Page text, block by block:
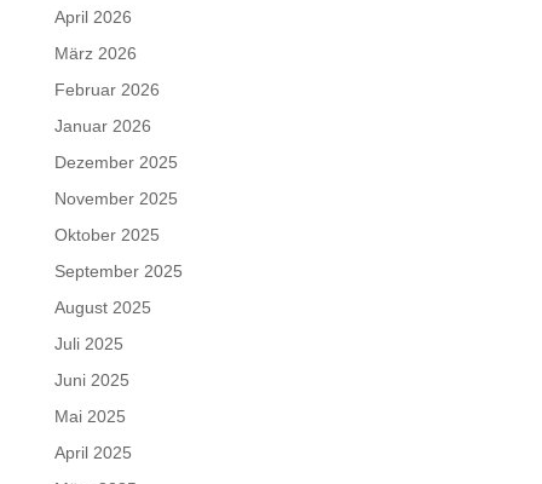
April 2026
März 2026
Februar 2026
Januar 2026
Dezember 2025
November 2025
Oktober 2025
September 2025
August 2025
Juli 2025
Juni 2025
Mai 2025
April 2025